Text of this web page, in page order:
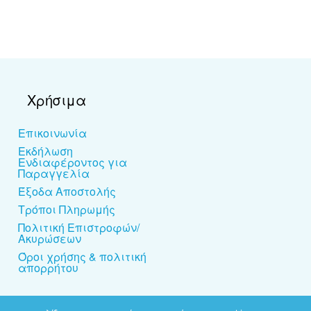
Χρήσιμα
Επικοινωνία
Εκδήλωση
Ενδιαφέροντος για
Παραγγελία
Έξοδα Αποστολής
Τρόποι Πληρωμής
Πολιτική Επιστροφών/
Ακυρώσεων
Όροι χρήσης & πολιτική
απορρήτου